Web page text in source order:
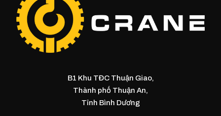
B1 Khu TĐC Thuận Giao,
Thành phố Thuận An,
Tỉnh Bình Dương